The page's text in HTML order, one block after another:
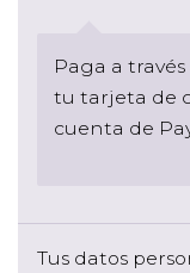
Paga a
tu tarjeta de
cuenta de
Tus datos